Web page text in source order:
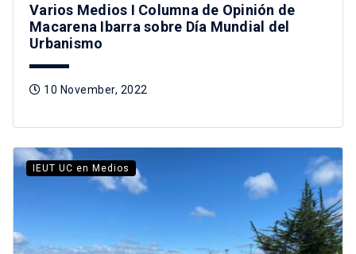
Varios Medios I Columna de Opinión de
Macarena Ibarra sobre Día Mundial del
Urbanismo
10 November, 2022
IEUT UC en Medios